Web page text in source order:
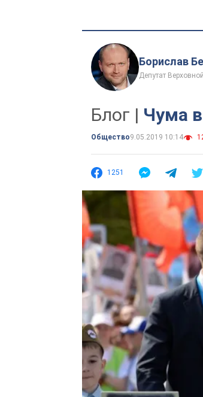
Борислав
Депутат
Блог | Чума
Общество9.05.2019 10:14
1251